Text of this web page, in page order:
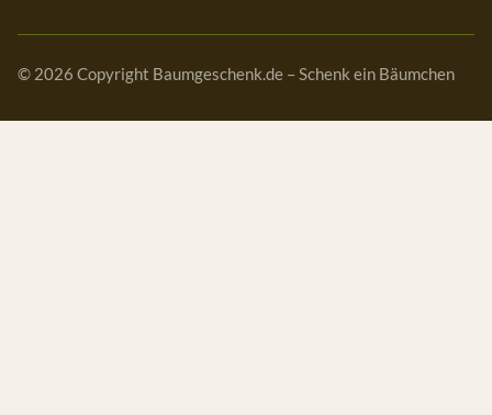
© 2026 Copyright Baumgeschenk.de – Schenk ein Bäumchen